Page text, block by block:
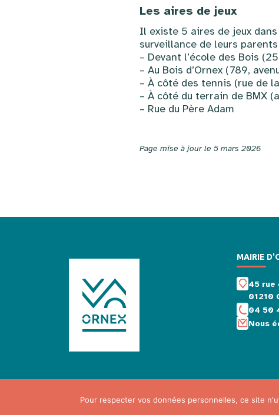
Les aires de jeux
Il existe 5 aires de jeux
surveillance de leurs
– Devant l’école des Bois
– Au Bois d’Ornex (789,
– À côté des tennis (rue de
– À côté du terrain de BMX
– Rue du Père Adam
Page mise à jour le 5 mars 2026
MAIRIE
45 rue
01210
04 50
Nous
Pour respecter vos données personnelles, ce site